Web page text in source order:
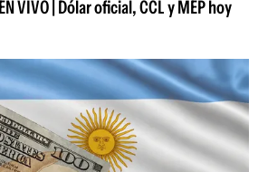
VIVO | Dólar oficial, CCL y MEP hoy